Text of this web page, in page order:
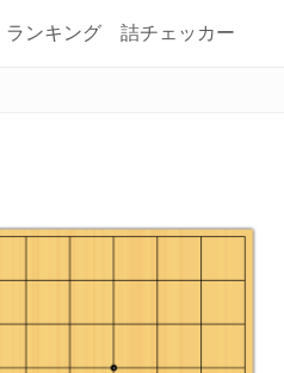
ランキング 詰チェッカー